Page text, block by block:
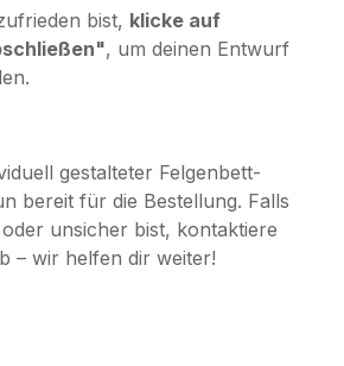
bist, klicke auf
, um deinen Entwurf
gestalteter Felgenbett-
bereit für die Bestellung. Falls
unsicher bist, kontaktiere
– wir helfen dir weiter!